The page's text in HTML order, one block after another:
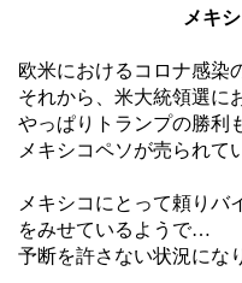
メキ
欧米におけるコロナ感染
それから、米大統領選に
やっぱりトランプの勝利
メキシコペソが売られて
メキシコにとって頼りバ
をみせているようで…
予断を許さない状況にな